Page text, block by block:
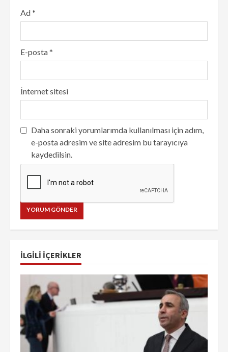
Ad*
E-posta*
İnternet sitesi
Daha sonraki yorumlarımda kullanılması için adım,
e-posta adresim ve site adresim bu tarayıcıya
kaydedilsin.
İLGILI IÇERIKLER